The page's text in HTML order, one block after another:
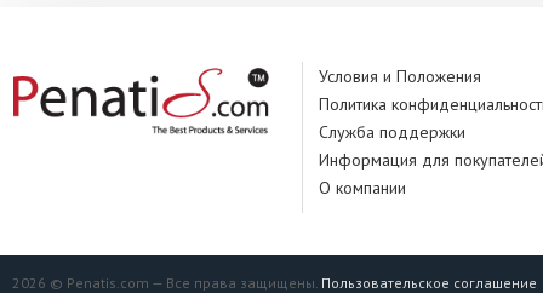
Условия и Положения
Политика
Служба поддержки
Информация для
О компании
2026 © Penatis.com — Все права защищены. Пользовательское соглашение